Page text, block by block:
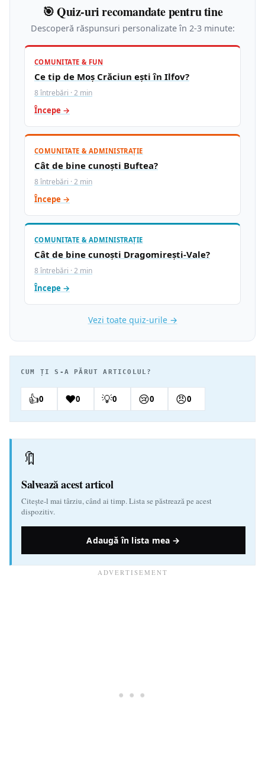
🎯 Quiz-uri recomandate pentru tine
Descoperă răspunsuri personalizate în 2-3 minute:
COMUNITATE & FUN
Ce tip de Moș Crăciun ești în Ilfov?
8 întrebări · 2 min
Începe →
COMUNITATE & ADMINISTRAȚIE
Cât de bine cunoști Buftea?
8 întrebări · 2 min
Începe →
COMUNITATE & ADMINISTRAȚIE
Cât de bine cunoști Dragomirești-Vale?
8 întrebări · 2 min
Începe →
Vezi toate quiz-urile →
CUM ȚI S-A PĂRUT ARTICOLUL?
👍0 ❤️0 💡0 😢0 😠0
🔖
Salvează acest articol
Citește-l mai târziu, când ai timp. Lista se păstrează pe acest
dispozitiv.
Adaugă în lista mea →